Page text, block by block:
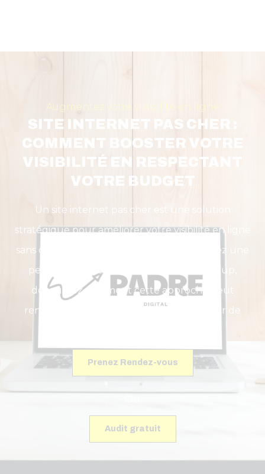
Augmentez votre visibilité en ligne
SITE INTERNET PAS CHER :
COMMENT BOOSTER VOTRE
VISIBILITÉ EN RESPECTANT
VOTRE BUDGET
Un site internet pas cher est une solution
stratégique pour améliorer votre visibilité en ligne
sans dépasser votre budget. Que vous soyez une
petite entreprise, un artisan ou une startup,
découvrez comment cette approche peut
renforcer votre présence digitale et attirer de
Prenez Rendez-vous
Audit gratuit